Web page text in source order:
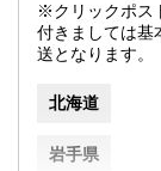
※クリックポス
付きましては基
送となります。
北海道
岩手県